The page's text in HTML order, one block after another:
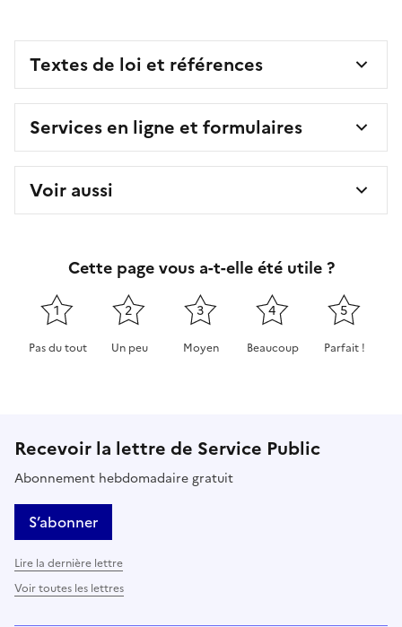
Textes de loi et références
Services en ligne et formulaires
Voir aussi
Cette page vous a-t-elle été utile ?
1
Pas du tout
2
Un peu
3
Moyen
4
Beaucoup
5
Parfait !
Recevoir la lettre de Service Public
Abonnement hebdomadaire gratuit
S’abonner
Lire la dernière lettre
Voir toutes les lettres